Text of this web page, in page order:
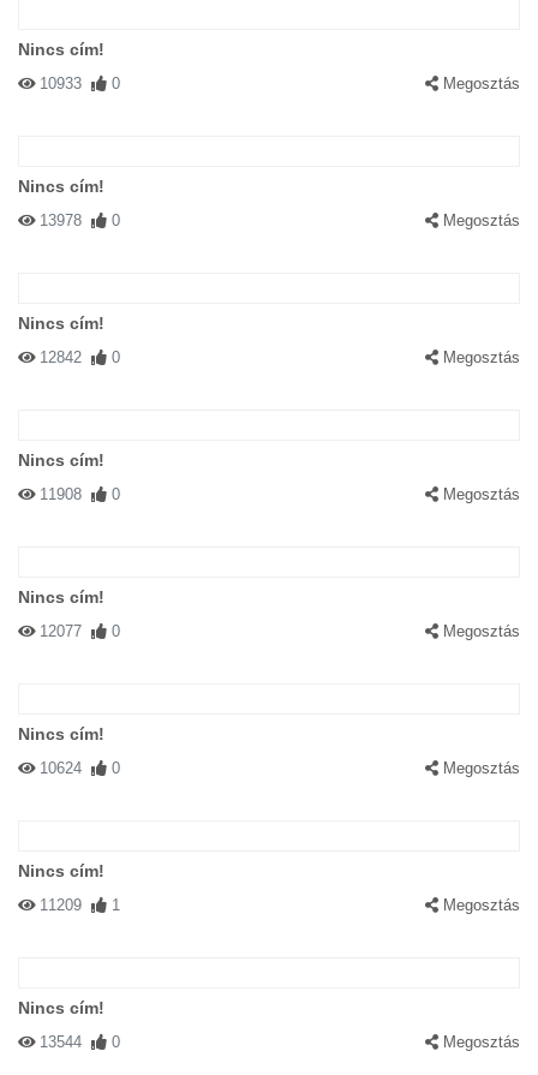
Nincs cím!
10933 0 Megosztás
Nincs cím!
13978 0 Megosztás
Nincs cím!
12842 0 Megosztás
Nincs cím!
11908 0 Megosztás
Nincs cím!
12077 0 Megosztás
Nincs cím!
10624 0 Megosztás
Nincs cím!
11209 1 Megosztás
Nincs cím!
13544 0 Megosztás